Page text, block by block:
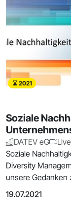
2021
Soziale
DATEV eG
Soziale
Diversity
unsere Gedanken
19.07.2021